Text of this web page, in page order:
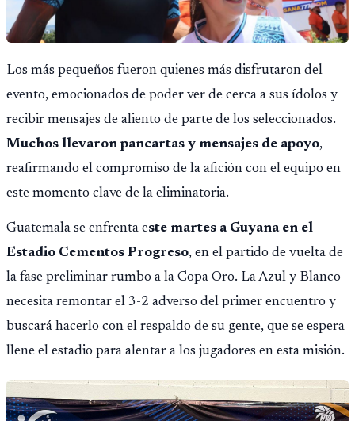
Los más pequeños fueron quienes más disfrutaron del
evento, emocionados de poder ver de cerca a sus ídolos y
recibir mensajes de aliento de parte de los seleccionados.
Muchos llevaron pancartas y mensajes de apoyo,
reafirmando el compromiso de la afición con el equipo en
este momento clave de la eliminatoria.
Guatemala se enfrenta este martes a Guyana en el
Estadio Cementos Progreso, en el partido de vuelta de
la fase preliminar rumbo a la Copa Oro. La Azul y Blanco
necesita remontar el 3-2 adverso del primer encuentro y
buscará hacerlo con el respaldo de su gente, que se espera
llene el estadio para alentar a los jugadores en esta misión.